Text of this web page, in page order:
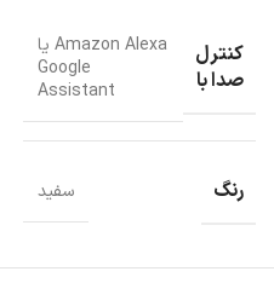
کنترل
صدا با
Amazon Alexa یا
Google
Assistant
رنگ سفید